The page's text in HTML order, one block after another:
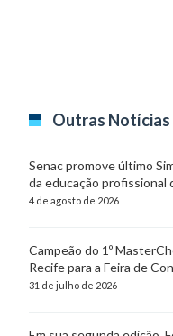
Outras Notícias
Senac promove último
da educação profissional
4 de agosto de 2026
Campeão do 1º
Recife para a Feira de
31 de julho de 2026